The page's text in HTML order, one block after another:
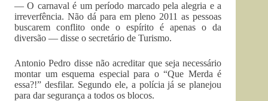
— O carnaval é um período marcado pela alegria e a
irreverfência. Não dá para em pleno 2011 as pessoas
buscarem conflito onde o espírito é apenas o da
diversão — disse o secretário de Turismo.
Antonio Pedro disse não acreditar que seja necessário
montar um esquema especial para o “Que Merda é
essa?!” desfilar. Segundo ele, a polícia já se planejou
para dar segurança a todos os blocos.